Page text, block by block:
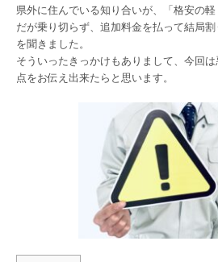
県外に住んでいる知り合いが、「格安の
だが乗り切らず、追加料金を払って結局
を聞きました。
そういったきっかけもありまして、今回
点をお伝え出来たらと思います。